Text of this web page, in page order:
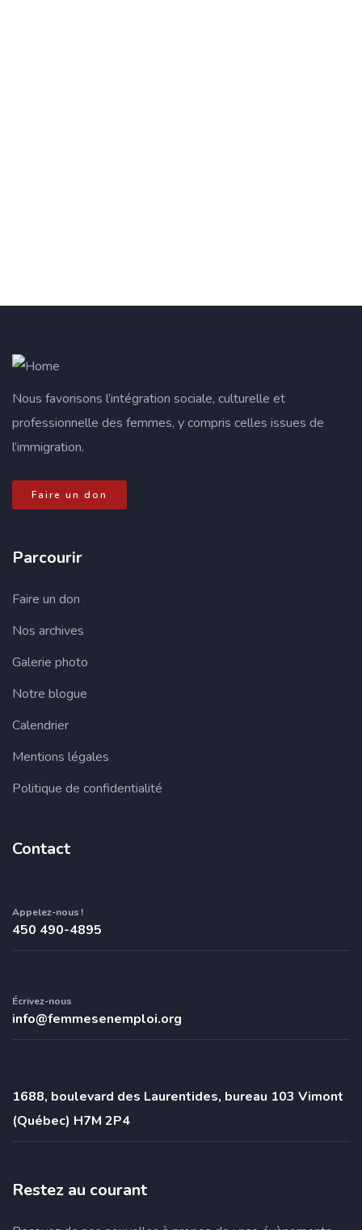
Nous favorisons l’intégration sociale, culturelle et
professionnelle des femmes, y compris celles issues de
l’immigration.
Faire un don
Parcourir
Faire un don
Nos archives
Galerie photo
Notre blogue
Calendrier
Mentions légales
Politique de confidentialité
Contact
Appelez-nous !
450 490-4895
Écrivez-nous
info@femmesenemploi.org
1688, boulevard des Laurentides, bureau 103 Vimont
(Québec) H7M 2P4
Restez au courant